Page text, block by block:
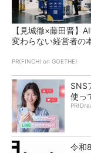
【見城徹×藤田晋】
変わらない経営者の
PR(FINCHI on GOETHE)
SNS
使っ
令和